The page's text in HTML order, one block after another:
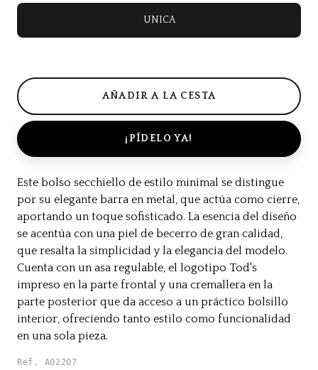
UNICA
¡PÍDELO YA!
Este bolso secchiello de estilo minimal se distingue
por su elegante barra en metal, que actúa como cierre,
aportando un toque sofisticado. La esencia del diseño
se acentúa con una piel de becerro de gran calidad,
que resalta la simplicidad y la elegancia del modelo.
Cuenta con un asa regulable, el logotipo Tod's
impreso en la parte frontal y una cremallera en la
parte posterior que da acceso a un práctico bolsillo
interior, ofreciendo tanto estilo como funcionalidad
en una sola pieza.
Ref. A02207